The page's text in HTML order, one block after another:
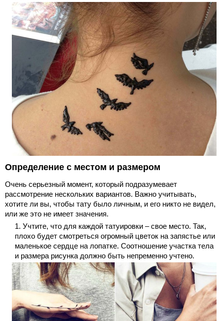
Определение с местом и размером
Очень серьезный момент, который подразумевает
рассмотрение нескольких вариантов. Важно учитывать,
хотите ли вы, чтобы тату было личным, и его никто не видел,
или же это не имеет значения.
Учтите, что для каждой татуировки – свое место. Так,
плохо будет смотреться огромный цветок на запястье или
маленькое сердце на лопатке. Соотношение участка тела
и размера рисунка должно быть непременно учтено.